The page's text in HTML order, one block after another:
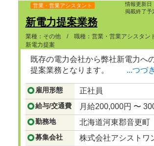
情報更新
掲載終了予
営業・営業アシスタント
新電力提案業務
業種：その他 / 職種：営業・営業アシスタ
新電力提案
既存の電力会社から弊社新電力へ
提案業務となります。 ...つづ
雇用形態 正社員
給与/交通費 月給200,000円 〜
勤務地 北海道河東郡音更町
募集会社 株式会社アシストワ